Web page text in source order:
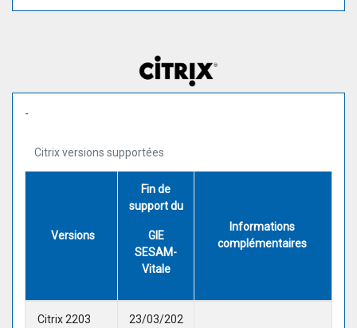
-
Citrix versions supportées
Versions
Fin de
support du
GIE
SESAM-
Vitale
Informations
complémentaires
Citrix 2203
23/03/202